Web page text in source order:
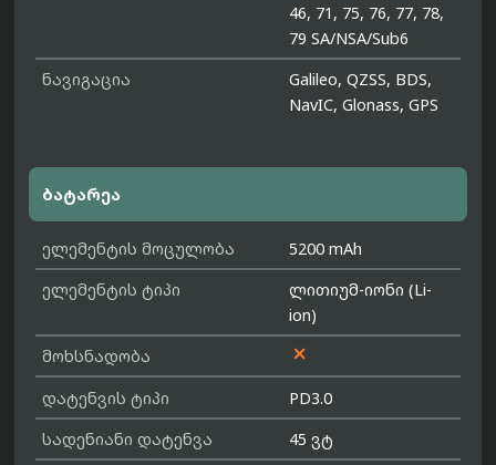
46, 71, 75, 76, 77, 78,
79 SA/NSA/Sub6
ნავიგაცია
Galileo, QZSS, BDS,
NavIC, Glonass, GPS
ბატარეა
ელემენტის მოცულობა
5200 mAh
ელემენტის ტიპი
ლითიუმ-იონი (Li-
ion)
მოხსნადობა

დატენვის ტიპი
PD3.0
სადენიანი დატენვა
45 ვტ